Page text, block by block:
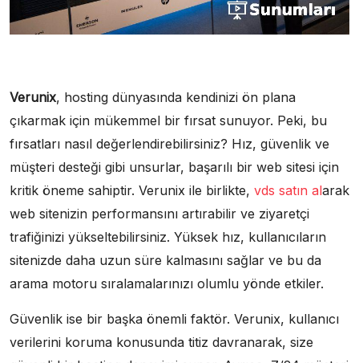
Verunix, hosting dünyasında kendinizi ön plana
çıkarmak için mükemmel bir fırsat sunuyor. Peki, bu
fırsatları nasıl değerlendirebilirsiniz? Hız, güvenlik ve
müşteri desteği gibi unsurlar, başarılı bir web sitesi için
kritik öneme sahiptir. Verunix ile birlikte, vds satın alarak
web sitenizin performansını artırabilir ve ziyaretçi
trafiğinizi yükseltebilirsiniz. Yüksek hız, kullanıcıların
sitenizde daha uzun süre kalmasını sağlar ve bu da
arama motoru sıralamalarınızı olumlu yönde etkiler.
Güvenlik ise bir başka önemli faktör. Verunix, kullanıcı
verilerini koruma konusunda titiz davranarak, size